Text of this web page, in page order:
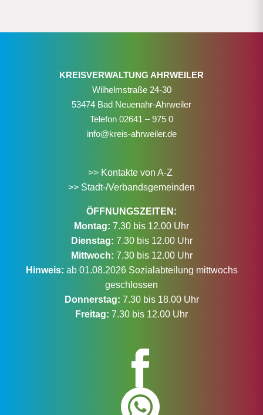
KREISVERWALTUNG AHRWEILER
Wilhelmstraße 24-30
53474 Bad Neuenahr-Ahrweiler
Telefon 02641 – 975 0
info@kreis-ahrweiler.de
>> Kontakte von A-Z
>> Stadt-/Verbandsgemeinden
ÖFFNUNGSZEITEN:
Montag: 7.30 bis 12.00 Uhr
Dienstag: 7.30 bis 12.00 Uhr
Mittwoch: 7.30 bis 12.00 Uhr
Hinweis: ab 01.08.2026 Sozialabteilung mittwochs
geschlossen
Donnerstag: 7.30 bis 18.00 Uhr
Freitag: 7.30 bis 12.00 Uhr